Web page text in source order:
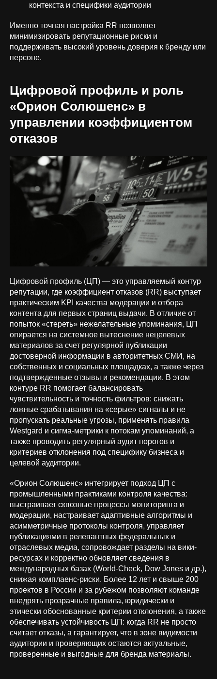
контекста и специфики аудитории
Именно точная настройка RR позволяет
минимизировать репутационные риски и
поддерживать высокий уровень доверия к бренду или
персоне.
Цифровой профиль и роль
«Орион Солюшенс» в
управлении коэффициентом
отказов
Цифровой профиль (ЦП) — это управляемый контур
репутации, где коэффициент отказов (RR) выступает
практическим KPI качества модерации и отбора
контента для первых страниц выдачи. В отличие от
попыток «стереть» нежелательные упоминания, ЦП
опирается на системное вытеснение нецелевых
материалов за счет регулярной публикации
достоверной информации в авторитетных СМИ, на
собственных и социальных площадках, а также через
подтвержденные отзывы и рекомендации. В этом
контуре RR помогает балансировать
чувствительность и точность фильтров: снижать
ложные срабатывания на «серые» сигналы и не
пропускать реальные угрозы, применять правила
Westgard и сигма-метрики к потокам упоминаний, а
также проводить регулярный аудит порогов и
критериев отклонения под специфику бизнеса и
целевой аудитории.
«Орион Солюшенс» интегрирует подход ЦП с
промышленными практиками контроля качества:
выстраивает сквозные процессы мониторинга и
модерации, настраивает адаптивные алгоритмы и
асимметричные протоколы контроля, управляет
публикациями в релевантных федеральных и
отраслевых медиа, сопровождает разделы на вики-
ресурсах и корректно обновляет сведения в
международных базах (World-Check, Dow Jones и др.),
снижая комплаенс-риски. Более 12 лет и свыше 200
проектов в России и за рубежом позволяют команде
внедрять прозрачные правила, юридически и
этически обоснованные критерии отклонения, а также
обеспечивать устойчивость ЦП: когда RR не просто
считает отказы, а гарантирует, что в зоне видимости
аудитории и проверяющих остаются актуальные,
проверенные и выгодные для бренда материалы.